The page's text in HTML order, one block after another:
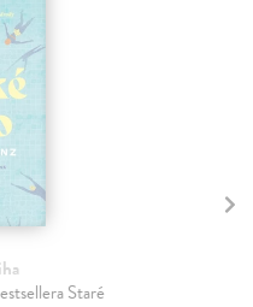
kniha
a Jozefína.